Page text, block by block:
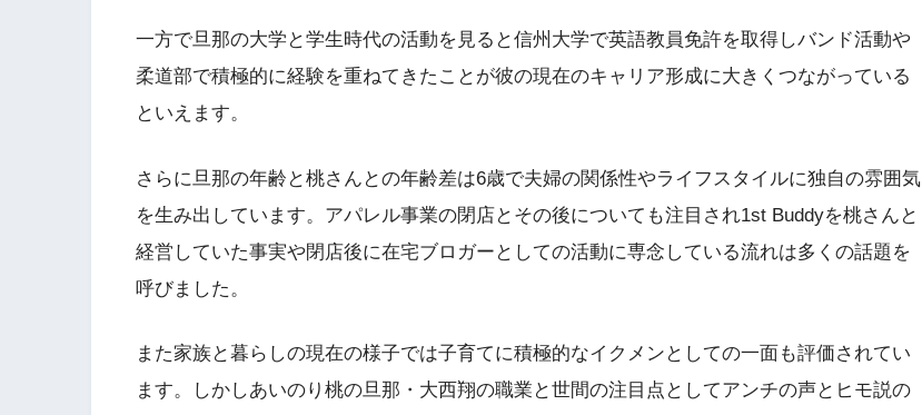
一方で旦那の大学と学生時代の活動を見ると信州大学で英語教員免許を取得しバンド活動や
柔道部で積極的に経験を重ねてきたことが彼の現在のキャリア形成に大きくつながっている
といえます。
さらに旦那の年齢と桃さんとの年齢差は6歳で夫婦の関係性やライフスタイルに独自の雰囲気
を生み出しています。アパレル事業の閉店とその後についても注目され1st Buddyを桃さんと
経営していた事実や閉店後に在宅ブロガーとしての活動に専念している流れは多くの話題を
呼びました。
また家族と暮らしの現在の様子では子育てに積極的なイクメンとしての一面も評価されてい
ます。しかしあいのり桃の旦那・大西翔の職業と世間の注目点としてアンチの声とヒモ説の